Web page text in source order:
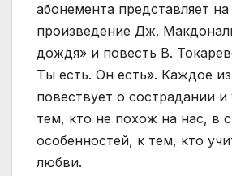
абонемента представляет
произведение Дж.
дождя» и повесть В.
Ты есть. Он есть». Каждое
повествует о сострадании
тем, кто не похож на нас, в
особенностей, к тем, кто
любви.